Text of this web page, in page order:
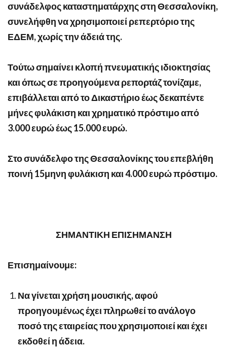
συνάδελφος καταστηματάρχης στη Θεσσαλονίκη,
συνελήφθη να χρησιμοποιεί ρεπερτόριο της
ΕΔΕΜ, χωρίς την άδειά της.
Τούτω σημαίνει κλοπή πνευματικής ιδιοκτησίας
και όπως σε προηγούμενα ρεπορτάζ τονίζαμε,
επιβάλλεται από το Δικαστήριο έως δεκαπέντε
μήνες φυλάκιση και χρηματικό πρόστιμο από
3.000 ευρώ έως 15.000 ευρώ.
Στο συνάδελφο της Θεσσαλονίκης του επεβλήθη
ποινή 15μηνη φυλάκιση και 4.000 ευρώ πρόστιμο.
ΣΗΜΑΝΤΙΚΗ ΕΠΙΣΗΜΑΝΣΗ
Επισημαίνουμε:
Να γίνεται χρήση μουσικής, αφού
προηγουμένως έχει πληρωθεί το ανάλογο
ποσό της εταιρείας που χρησιμοποιεί και έχει
εκδοθεί η άδεια.